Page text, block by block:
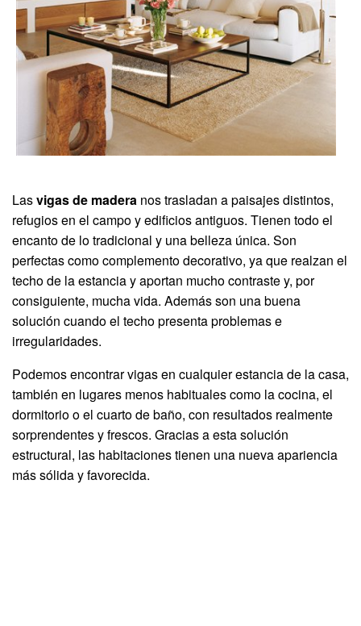
Lasvigas de madera nos trasladan a paisajes distintos,
refugios en el campo y edificios antiguos. Tienen todo el
encanto de lo tradicional y una belleza única. Son
perfectas como complemento decorativo, ya que realzan el
techo de la estancia y aportan mucho contraste y, por
consiguiente, mucha vida. Además son una buena
solución cuando el techo presenta problemas e
irregularidades.
Podemos encontrar vigas en cualquier estancia de la casa,
también en lugares menos habituales como la cocina, el
dormitorio o el cuarto de baño, con resultados realmente
sorprendentes y frescos. Gracias a esta solución
estructural, las habitaciones tienen una nueva apariencia
más sólida y favorecida.